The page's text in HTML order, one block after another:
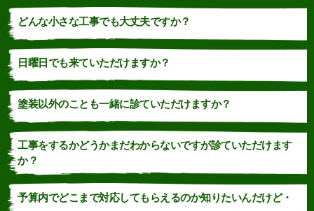
どんな小さな工事でも大丈夫ですか？
日曜日でも来ていただけますか？
塗装以外のことも一緒に診ていただけますか？
工事をするかどうかまだわからないですが診ていただけます
か？
予算内でどこまで対応してもらえるのか知りたいんだけど・